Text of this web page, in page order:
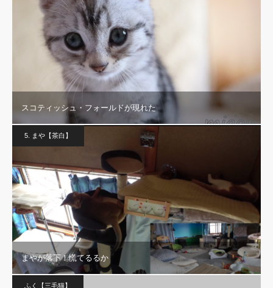
スコティッシュ・フォールドが現れた
5. まや【茶白】
まやが落下！慌てるるか
ふく【三毛猫】